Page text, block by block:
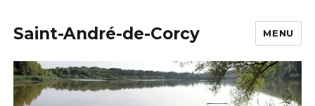
Saint-André-de-Corcy MENU